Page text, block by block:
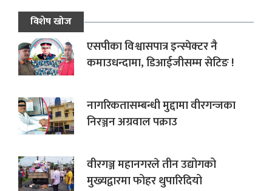
विशेष खोज
एसपीका विश्वासपात्र इन्स्पेक्टर नै
कमाउधन्दामा, डिआईजीसम्म सेटिङ !
नागरिकतासम्बन्धी मुद्दामा वीरगन्जका
निरञ्जन अग्रवाल पक्राउ
वीरगञ्ज महानगरले तीन उद्योगको
मुख्यद्वारमा फोहर थुपारिदियो